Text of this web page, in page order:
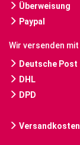
Überweisung
Paypal
Wir versenden mit
Deutsche Post
DHL
DPD
Versandkosten